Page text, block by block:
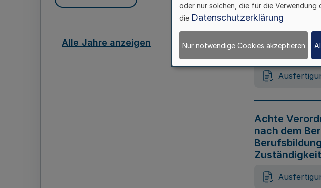
Alle Jahre anzeigen
Gesetz zur
Achte
nach dem
oder nur solchen, die für die
die Datenschutzerklärung
Nur notwendige Cookies akzeptieren